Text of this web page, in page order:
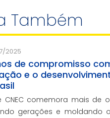
Também
2025
de compromisso
e o
CNEC comemora mais de
gerações e moldando